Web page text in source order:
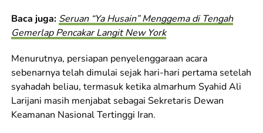
Baca juga: Seruan “Ya Husain” Menggema di Tengah
Gemerlap Pencakar Langit New York
Menurutnya, persiapan penyelenggaraan acara
sebenarnya telah dimulai sejak hari-hari pertama setelah
syahadah beliau, termasuk ketika almarhum Syahid Ali
Larijani masih menjabat sebagai Sekretaris Dewan
Keamanan Nasional Tertinggi Iran.